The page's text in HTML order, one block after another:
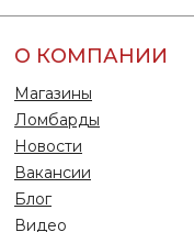
О КОМПАНИИ
Магазины
Ломбарды
Новости
Вакансии
Блог
Видео